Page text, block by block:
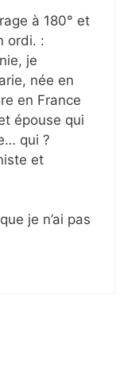
à 180° et
ordi. :
je
née en
en France
épouse qui
qui ?
et
je n’ai pas